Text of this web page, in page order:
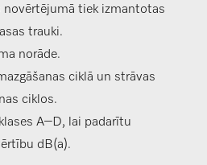
novērtējumā tiek izmantotas
trauki.
norāde.
ciklā un strāvas
ciklos.
A–D, lai padarītu
dB(a).